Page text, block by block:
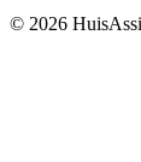
© 2026